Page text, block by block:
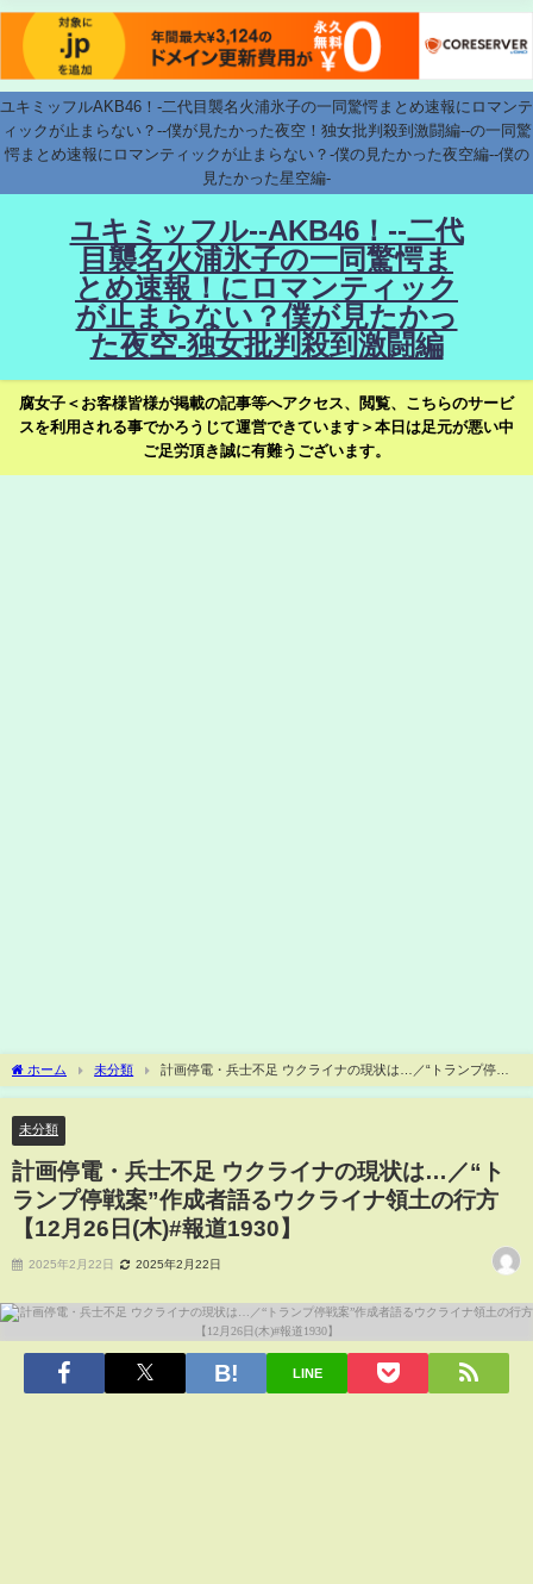
ユキミッフルAKB46！-二代目襲名火浦氷子の一同驚愕まとめ速報にロマンテ
ィックが止まらない？--僕が見たかった夜空！独女批判殺到激闘編--の一同驚
愕まとめ速報にロマンティックが止まらない？-僕の見たかった夜空編--僕の
見たかった星空編-
ユキミッフル--AKB46！--二代
目襲名火浦氷子の一同驚愕ま
とめ速報！にロマンティック
が止まらない？僕が見たかっ
た夜空-独女批判殺到激闘編
腐女子＜お客様皆様が掲載の記事等へアクセス、閲覧、こちらのサービ
スを利用される事でかろうじて運営できています＞本日は足元が悪い中
ご足労頂き誠に有難うございます。
ホーム 未分類
計画停電・兵士不足 ウクライナの現状は…／“トランプ停戦
案”作成者語るウクライナ領土の行方【12月26日(木)#報道1930】
未分類
計画停電・兵士不足 ウクライナの現状は…／“ト
ランプ停戦案”作成者語るウクライナ領土の行方
【12月26日(木)#報道1930】
2025年2月22日 2025年2月22日
LINE